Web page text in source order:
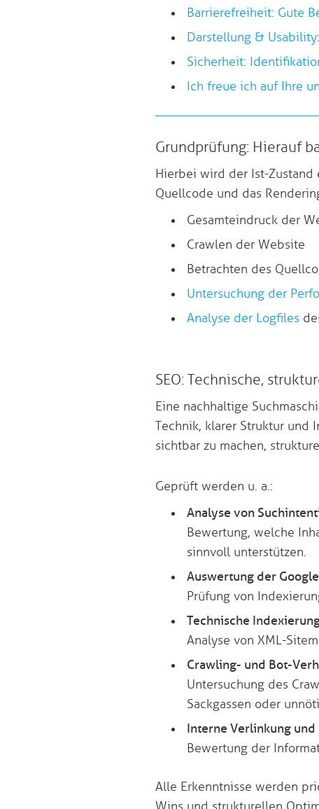
Barrierefreiheit: Gute
Darstellung &
Sicherheit:
Ich freue ich auf Ihre
Grundprüfung: Hierauf
Hierbei wird der Ist-
Quellcode und das
Gesamteindruck der
Crawlen der Website
Betrachten des
Untersuchung der
Analyse der Logfiles
SEO: Technische,
Eine nachhaltige
Technik, klarer Struktur und
sichtbar zu machen,
Geprüft werden u. a.:
Analyse von
Bewertung, welche
sinnvoll unterstützen.
Auswertung der
Prüfung von
Technische
Analyse von XML-
Crawling- und Bot-
Untersuchung des
Sackgassen oder
Interne Verlinkung
Bewertung der
Alle Erkenntnisse werden